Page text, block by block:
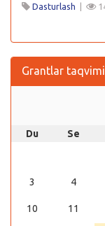
Dasturlash |
Grantlar taqvimi
Du Se
3 4
10 11